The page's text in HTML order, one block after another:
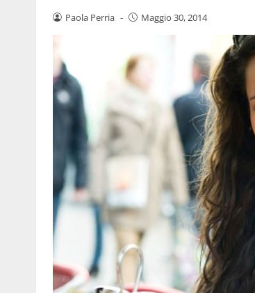
Paola Perria - Maggio 30, 2014